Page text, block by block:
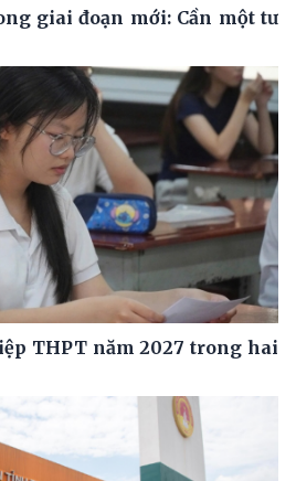
giai đoạn mới: Cần một tư
THPT năm 2027 trong hai